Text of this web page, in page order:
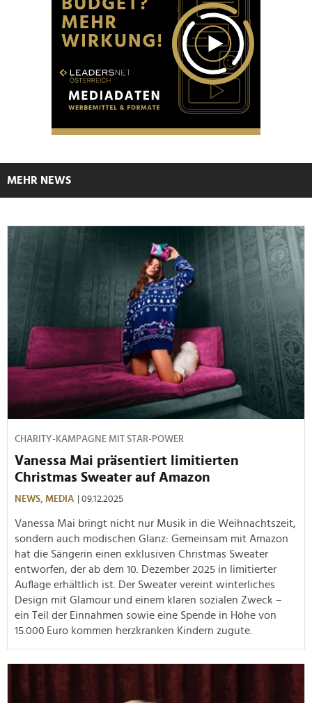
MEHR NEWS
CHARITY-KAMPAGNE MIT STAR-POWER
Vanessa Mai präsentiert limitierten
Christmas Sweater auf Amazon
NEWS, MEDIA | 09.12.2025
Vanessa Mai bringt nicht nur Musik in die Weihnachtszeit,
sondern auch modischen Glanz: Gemeinsam mit Amazon
hat die Sängerin einen exklusiven Christmas Sweater
entworfen, der ab dem 10. Dezember 2025 in limitierter
Auflage erhältlich ist. Der Sweater vereint winterliches
Design mit Glamour und einem klaren sozialen Zweck –
ein Teil der Einnahmen sowie eine Spende in Höhe von
15.000 Euro kommen herzkranken Kindern zugute.